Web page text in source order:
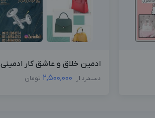
ادمین خلاق و عاشق کار ادمینی
دستمزد از 2,500,000 تومان